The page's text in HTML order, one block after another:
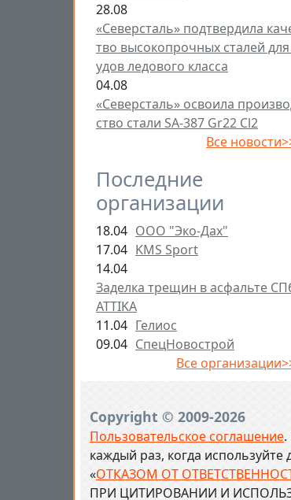
28.08
«Северсталь» подтвердила
тво высокопрочных сталей для
удов ледового класса
04.08
«Северсталь» освоила
ство стали SA-387 Gr22 Cl2
Все
Последние
организации
18.04 ООО "Эко-Дах"
17.04 KMS Sport
14.04
Заделка трещин в асфальте
ATTIKA
11.04 Гелиос
09.04 СпецНовострой
Все
Copyright © 2009-2026
Пользовательское соглашение
каждый раз, когда используйте
«ОТКАЗОМ ОТ
ПРИ ЦИТИРОВАНИИ И